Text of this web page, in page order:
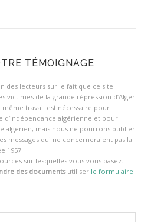
TÉMOIGNAGE
des lecteurs sur le fait que ce site
victimes de la grande répression d’Alger
même travail est nécessaire pour
d’indépendance algérienne et pour
algérien, mais nous ne pourrons publier
messages qui ne concerneraient pas la
1957.
sur lesquelles vous vous basez.
des documentsutiliser le formulaire